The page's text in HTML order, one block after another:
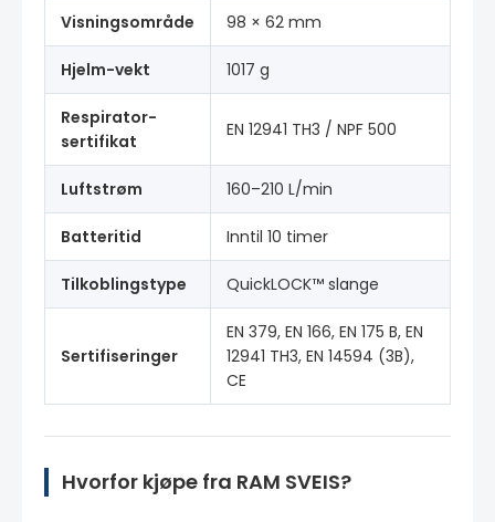
Visningsområde 98 × 62 mm
Hjelm-vekt 1017 g
Respirator-
sertifikat
EN 12941 TH3 / NPF 500
Luftstrøm 160–210 L/min
Batteritid Inntil 10 timer
Tilkoblingstype QuickLOCK™ slange
Sertifiseringer
EN 379, EN 166, EN 175 B, EN
12941 TH3, EN 14594 (3B),
CE
Hvorfor kjøpe fra RAM SVEIS?